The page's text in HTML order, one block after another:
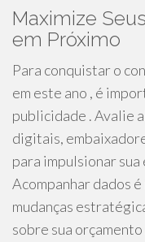
Maximize
em Próximo
Para conquistar o
em este ano , é
publicidade . Avalie
digitais,
para impulsionar
Acompanhar dados
mudanças
sobre sua